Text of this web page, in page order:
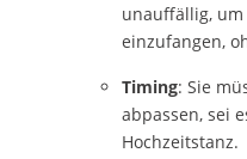
unauffällig,
einzufangen,
Timing: Sie
abpassen, sei
Hochzeitstanz.